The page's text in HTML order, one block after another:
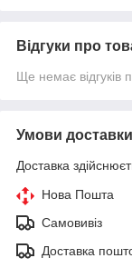
Відгуки про
Ще немає відгуків
Умови доставки
Доставка
Нова Пошта
Самовивіз
Доставка